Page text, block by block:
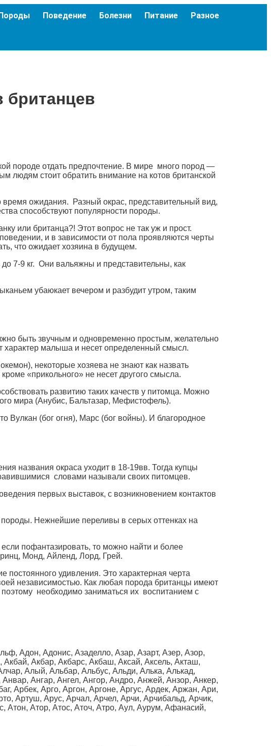
Поведение Болезни Питание Разное
британцев
породе отдать предпочтение. В мире много пород —
людям стоит обратить внимание на котов британской
время ожидания. Разный окрас, представительный вид,
способствуют популярности породы.
или британца?! Этот вопрос не так уж и прост.
и в зависимости от пола проявляются черты
что ожидает хозяина в будущем.
7-9 кг. Они вальяжны и представительны, как
убаюкает вечером и разбудит утром, таким
быть звучным и одновременно простым, желательно
характер малыша и несет определенный смысл.
некоторые хозяева не знают как назвать
«прикольного» не несет другого смысла.
развитию таких качеств у питомца. Можно
мира (Анубис, Бальтазар, Мефистофель).
Вулкан (бог огня), Марс (бог войны). И благородное
названия окраса уходит в 18-19вв. Тогда купцы
словами называли своих питомцев.
первых выставок, с возникновением контактов
Нежнейшие переливы в серых оттенках на
пофантазировать, то можно найти и более
Монд, Айленд, Лорд, Грей.
постоянного удивления. Это характерная черта
независимостью. Как любая порода британцы имеют
необходимо заниматься их воспитанием с
Адон, Адонис, Азаделло, Азар, Азарт, Азер, Азор,
Акбар, Акбарс, Акбаш, Аксай, Аксель, Акташ,
Алый, Альбар, Альбус, Альди, Алька, Алькад,
Ангар, Ангел, Ангор, Андро, Анжей, Анзор, Анкер,
Арбек, Арго, Аргон, Аргоне, Аргус, Ардек, Аржан, Ари,
Артуш, Арус, Арчал, Арчел, Арчи, Арчибальд, Арчик,
Атон, Атор, Атос, Аточ, Атро, Аул, Аурум, Афанасий,